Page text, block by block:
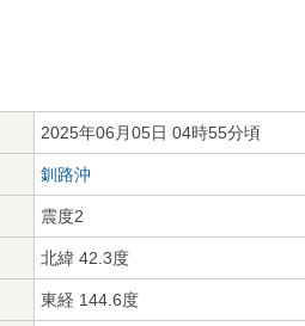
2025年06月05日 04時55分頃
釧路沖
震度2
北緯 42.3度
東経 144.6度